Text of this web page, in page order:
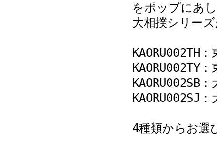
をポップにあ
大相撲シリー
KAORU002TH
KAORU002TY
KAORU002SB
KAORU002SJ
4種類からお選